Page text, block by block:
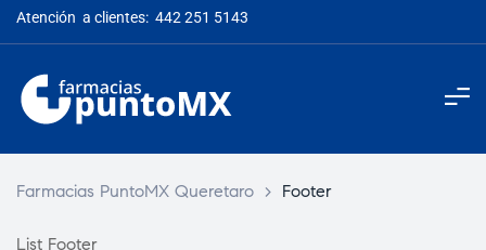
Atención a clientes: 442 251 5143
Farmacias PuntoMX Queretaro > Footer
List Footer